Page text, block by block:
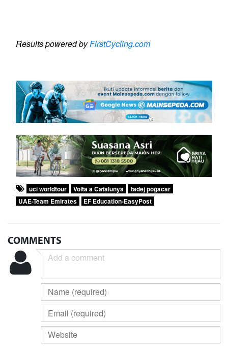
Results powered byFirstCycling.com
uci worldtour Volta a Catalunya
tadej pogacar
UAE-Team Emirates
EF Education-EasyPost
COMMENTS